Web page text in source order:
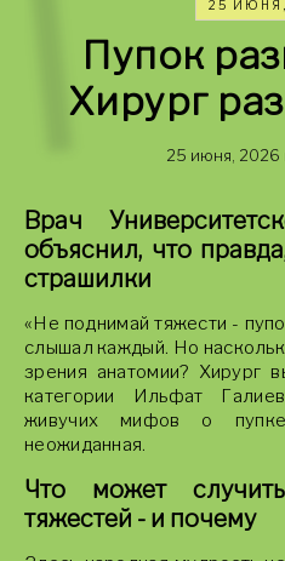
25
Пупок
Хирург
25 июня, 2026
Врач
объяснил, что
страшилки
«Не поднимай тяжести -
слышал каждый. Но
зрения анатомии? Хирург
категории Ильфат
живучих мифов о
неожиданная.
Что может
тяжестей - и почему